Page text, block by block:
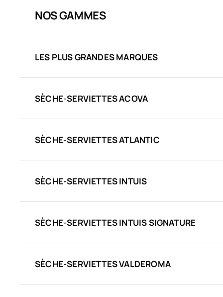
NOS GAMMES
LES PLUS GRANDES MARQUES
SÈCHE-SERVIETTES ACOVA
SÈCHE-SERVIETTES ATLANTIC
SÈCHE-SERVIETTES INTUIS
SÈCHE-SERVIETTES INTUIS SIGNATURE
SÈCHE-SERVIETTES VALDEROMA